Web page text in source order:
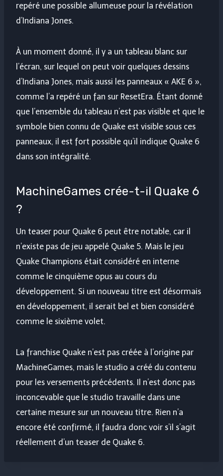
repéré une possible allumeuse pour la révélation
d’Indiana Jones.
À un moment donné, il y a un tableau blanc sur
l’écran, sur lequel on peut voir quelques dessins
d’Indiana Jones, mais aussi les panneaux « AKE 6 »,
comme l’a repéré un fan sur ResetEra. Étant donné
que l’ensemble du tableau n’est pas visible et que le
symbole bien connu de Quake est visible sous ces
panneaux, il est fort possible qu’il indique Quake 6
dans son intégralité.
MachineGames crée-t-il Quake 6
?
Un teaser pour Quake 6 peut être notable, car il
n’existe pas de jeu appelé Quake 5. Mais le jeu
Quake Champions était considéré en interne
comme le cinquième opus au cours du
développement. Si un nouveau titre est désormais
en développement, il serait bel et bien considéré
comme le sixième volet.
La franchise Quake n’est pas créée à l’origine par
MachineGames, mais le studio a créé du contenu
pour les versements précédents. Il n’est donc pas
inconcevable que le studio travaille dans une
certaine mesure sur un nouveau titre. Rien n’a
encore été confirmé, il faudra donc voir s’il s’agit
réellement d’un teaser de Quake 6.